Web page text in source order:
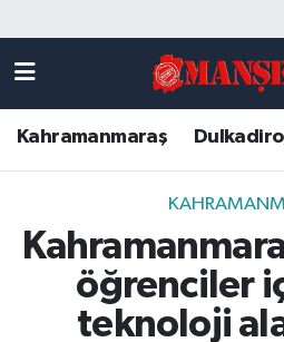
Kahramanmaraş
öğrenciler
teknoloji
DULKADİROĞLU
KAHRAMANMARAŞ
ONİKİŞUBAT
ÖZEL HABER
Kahramanmaraş Nöbetçi
Kahramanmaraş Hava
Kahramanmaraş Trafik
Süper Lig Puan Durumu
Tüm Manşetler